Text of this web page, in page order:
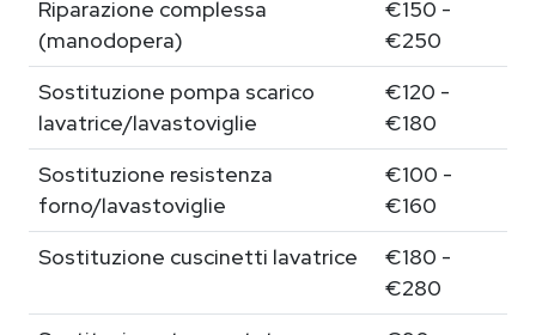
Riparazione complessa
(manodopera)
€150 -
€250
Sostituzione pompa scarico
lavatrice/lavastoviglie
€120 -
€180
Sostituzione resistenza
forno/lavastoviglie
€100 -
€160
Sostituzione cuscinetti lavatrice
€180 -
€280